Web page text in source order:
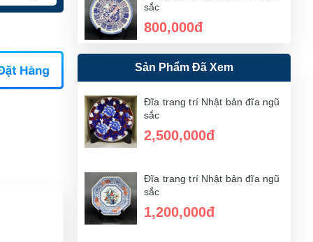
sắc
800,000đ
Đĩa trang trí Nhật bản đĩa ngũ
sắc
2,500,000đ
1,200,000đ
Sản Phẩm Đã Xem
Đĩa trang trí Nhật bản đĩa ngũ
sắc
2,500,000đ
Đĩa trang trí Nhật bản đĩa ngũ
sắc
1,200,000đ